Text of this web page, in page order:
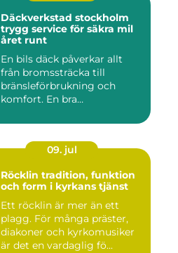
Däckverkstad stockholm
trygg service för säkra mil
året runt
En bils däck påverkar allt
från bromssträcka till
bränsleförbrukning och
komfort. En bra
09. jul
Röcklin tradition, funktion
och form i kyrkans tjänst
Ett röcklin är mer än ett
plagg. För många präster,
diakoner och kyrkomusiker
är det en vardaglig fö...